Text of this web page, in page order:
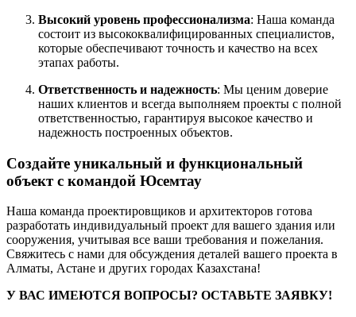
Высокий уровень профессионализма: Наша команда
состоит из высококвалифицированных специалистов,
которые обеспечивают точность и качество на всех
этапах работы.
Ответственность и надежность: Мы ценим доверие
наших клиентов и всегда выполняем проекты с полной
ответственностью, гарантируя высокое качество и
надежность построенных объектов.
Создайте уникальный и функциональный
объект с командой Юсемтау
Наша команда проектировщиков и архитекторов готова
разработать индивидуальный проект для вашего здания или
сооружения, учитывая все ваши требования и пожелания.
Свяжитесь с нами для обсуждения деталей вашего проекта в
Алматы, Астане и других городах Казахстана!
У ВАС ИМЕЮТСЯ ВОПРОСЫ? ОСТАВЬТЕ ЗАЯВКУ!